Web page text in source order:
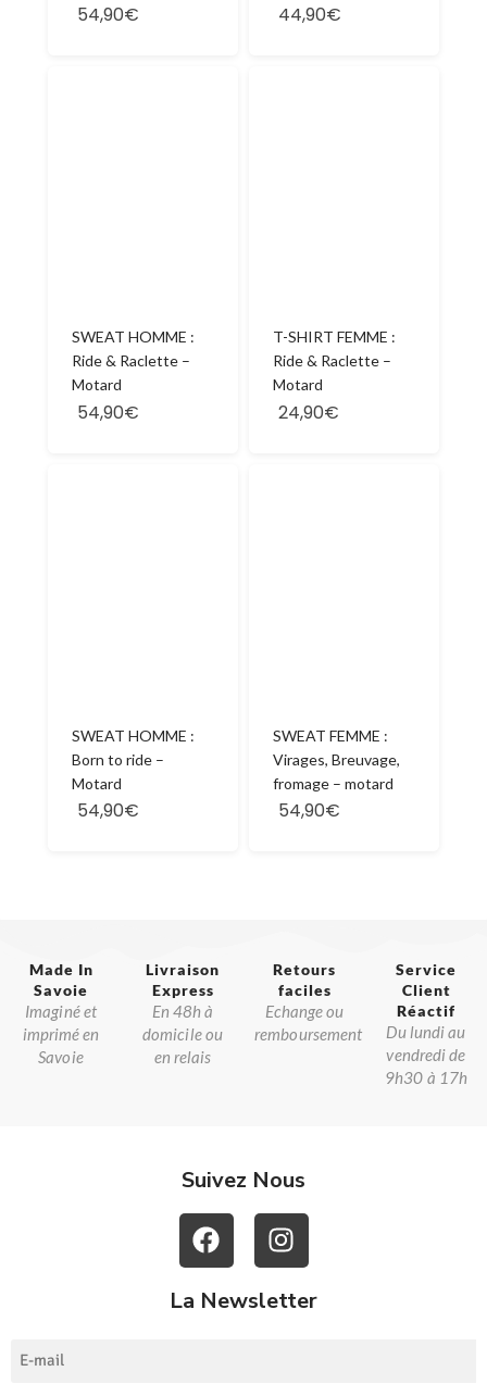
54,90€ 44,90€
SWEAT HOMME :
Ride & Raclette –
Motard
54,90€
T-SHIRT FEMME :
Ride & Raclette –
Motard
24,90€
SWEAT HOMME :
Born to ride –
Motard
54,90€
SWEAT FEMME :
Virages, Breuvage,
fromage – motard
54,90€
Made In
Savoie​
Imaginé et
imprimé en
Savoie
Livraison
Express
En 48h à
domicile ou
en relais
Retours
faciles
Echange ou
remboursement
Service
Client
Réactif​
Du lundi au
vendredi de
9h30 à 17h
Suivez Nous
La Newsletter